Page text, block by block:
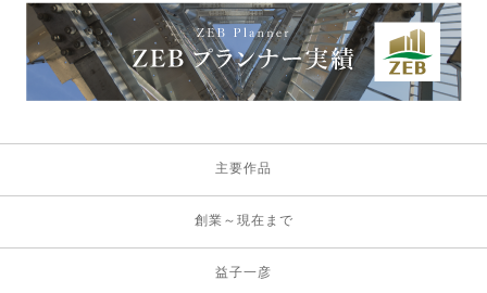
主要作品
創業～現在まで
益子一彦